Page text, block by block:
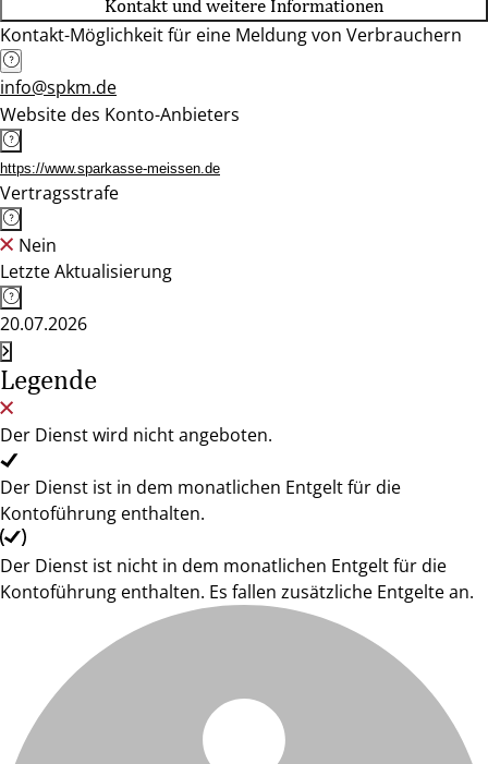
Kontakt und weitere Informationen
Kontakt-Möglichkeit für eine Meldung von Verbrauchern
info@spkm.de
Website des Konto-Anbieters
https://www.sparkasse-meissen.de
Vertragsstrafe
Nein
Letzte Aktualisierung
20.07.2026
Legende
Der Dienst wird nicht angeboten.
Der Dienst ist in dem monatlichen Entgelt für die
Kontoführung enthalten.
Der Dienst ist nicht in dem monatlichen Entgelt für die
Kontoführung enthalten. Es fallen zusätzliche Entgelte an.